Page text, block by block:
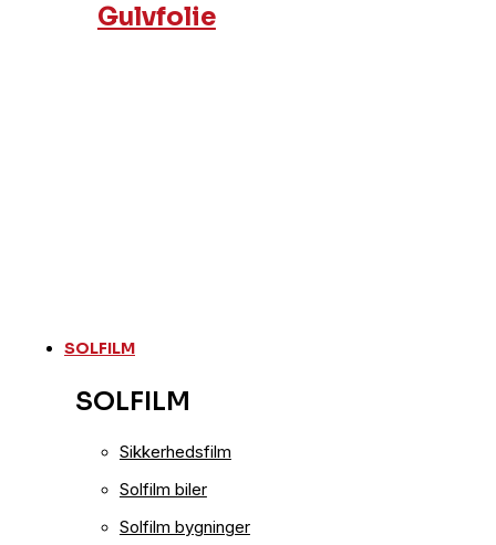
Gulvfolie
SOLFILM
SOLFILM
Sikkerhedsfilm
Solfilm biler
Solfilm bygninger